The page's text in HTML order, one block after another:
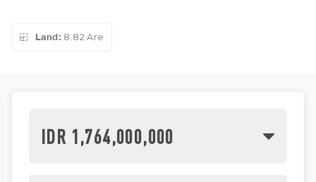
Land: 8.82 Are
IDR 1,764,000,000